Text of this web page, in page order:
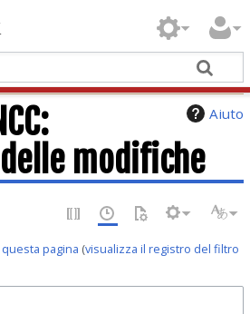
Aiuto
modifiche
pagina (visualizza il registro del filtro